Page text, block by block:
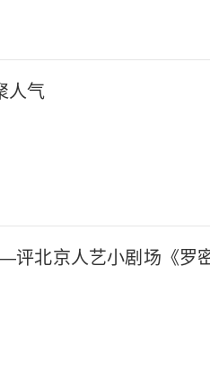
人气
北京人艺小剧场《罗